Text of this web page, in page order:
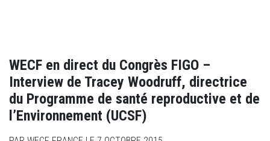
WECF en direct du Congrès FIGO –
Interview de Tracey Woodruff, directrice
du Programme de santé reproductive et de
l’Environnement (UCSF)